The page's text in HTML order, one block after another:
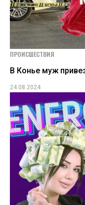
ПРОИСШЕСТВИЯ
В Конье муж
24.08.2024